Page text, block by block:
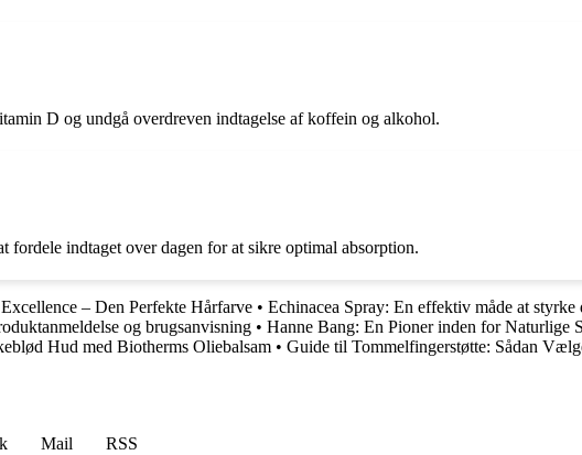
D og undgå overdreven indtagelse af koffein og alkohol.
fordele indtaget over dagen for at sikre optimal absorption.
– Den Perfekte Hårfarve • Echinacea Spray: En effektiv måde at
og brugsanvisning • Hanne Bang: En Pioner inden for Naturlige
Hud med Biotherms Oliebalsam • Guide til Tommelfingerstøtte: Sådan
Mail
RSS